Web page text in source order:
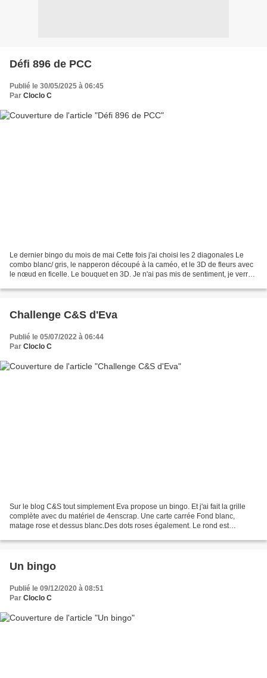
Défi 896 de PCC
Publié le 30/05/2025 à 06:45
Par Cloclo C
Le dernier bingo du mois de mai Cette fois j'ai choisi les 2 diagonales Le
combo blanc/ gris, le napperon découpé à la caméo, et le 3D de fleurs avec
le nœud en ficelle. Le bouquet en 3D. Je n'ai pas mis de sentiment, je verrai
Challenge C&S d'Eva
Publié le 05/07/2022 à 06:44
Par Cloclo C
Sur le blog C&S tout simplement Eva propose un bingo. Et j'ai fait la grille
complète avec du matériel de 4enscrap. Une carte carrée Fond blanc,
matage rose et dessus blanc.Des dots roses également. Le rond est
Un bingo
Publié le 09/12/2020 à 08:51
Par Cloclo C